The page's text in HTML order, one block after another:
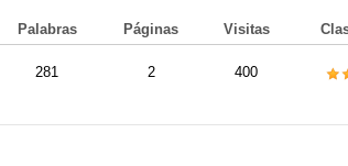
Palabras Páginas Visitas
281 2 400